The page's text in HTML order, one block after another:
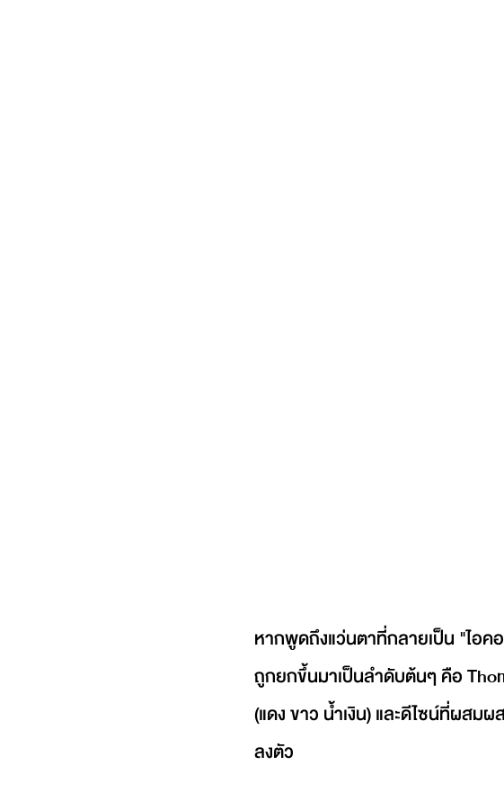
หากพูดถึงแว่นตาที่กลายเป็น "ไอค
ถูกยกขึ้นมาเป็นลำดับต้นๆ คือ
(แดง ขาว น้ำเงิน) และดีไซน์ที่ผสม
ลงตัว